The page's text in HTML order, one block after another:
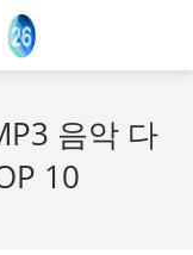
음악 다
10